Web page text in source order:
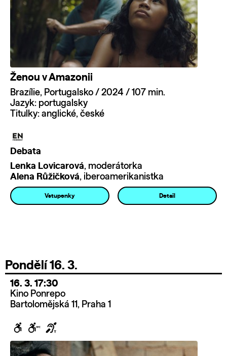
Ženou v Amazonii
Brazílie, Portugalsko / 2024 / 107 min.
Jazyk: portugalsky
Titulky: anglické, české
Debata
Lenka Lovicarová, moderátorka
Alena Růžičková, iberoamerikanistka
Vstupenky Detail
Pondělí 16. 3.
16. 3. 17:30
Kino Ponrepo
Bartolomějská 11, Praha 1